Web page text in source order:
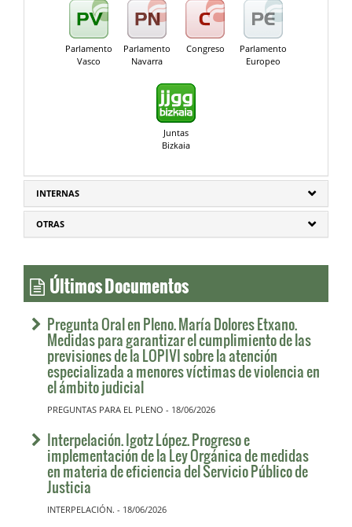
Parlamento
Vasco
Parlamento
Navarra
Congreso
Parlamento
Europeo
Juntas
Bizkaia
INTERNAS
OTRAS
Últimos Documentos
Pregunta Oral en Pleno. María Dolores Etxano.
Medidas para garantizar el cumplimiento de las
previsiones de la LOPIVI sobre la atención
especializada a menores víctimas de violencia en
el ámbito judicial
PREGUNTAS PARA EL PLENO - 18/06/2026
Interpelación. Igotz López. Progreso e
implementación de la Ley Orgánica de medidas
en materia de eficiencia del Servicio Público de
Justicia
INTERPELACIÓN. - 18/06/2026